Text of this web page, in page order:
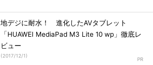
地デジに耐水！ 進化したAVタブレット
「HUAWEI MediaPad M3 Lite 10 wp」徹底レ
ビュー
(2017/12/1)